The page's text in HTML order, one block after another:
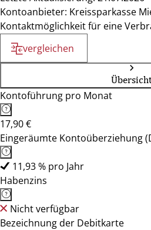
Kontoanbieter: Kreissparkasse
Kontaktmöglichkeit für eine
vergleichen
Kontoführung pro Monat
17,90 €
Eingeräumte Kontoüberziehung
11,93 % pro Jahr
Habenzins
Nicht verfügbar
Bezeichnung der Debitkarte